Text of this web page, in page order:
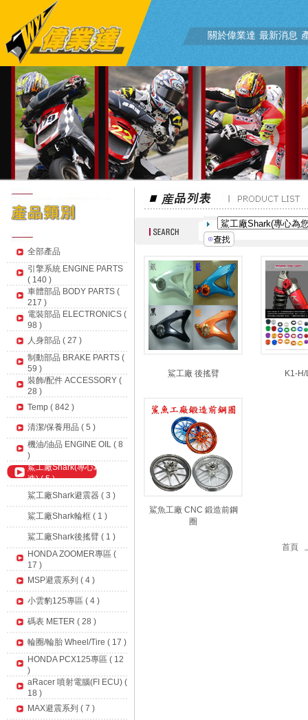
關於偉業達 最新消息
全部產品
引擎系統 ENGINE PARTS
( 140 )
車體部品 BODY PARTS (
217 )
電裝部品 ELECTRONICS (
98 )
人身部品 ( 27 )
制動部品 BRAKE PARTS (
59 )
裝飾/配件 ACCESSORY (
28 )
Temp ( 842 )
清潔/保養用品 ( 5 )
機油/油品 ENGINE OIL ( 8
)
鯊工廠Shark(專心為您訂
造) ( 5 )
鯊工廠Shark避震器 ( 3 )
鯊工廠Shark輪框 ( 1 )
鯊工廠Shark後搖臂 ( 1 )
HONDA ZOOMER專區 (
17 )
MSP避震系列 ( 4 )
小雲豹125專區 ( 4 )
碼表 METER ( 28 )
輪圈/輪胎 Wheel/Tire ( 17 )
HONDA PCX125專區 ( 12
)
aRacer 噴射電腦(FI ECU) (
18 )
MAX避震系列 ( 7 )
鯊工廠 後搖臂 K1-
鯊魚工廠 CNC 鍛造前鋼
圈
首頁